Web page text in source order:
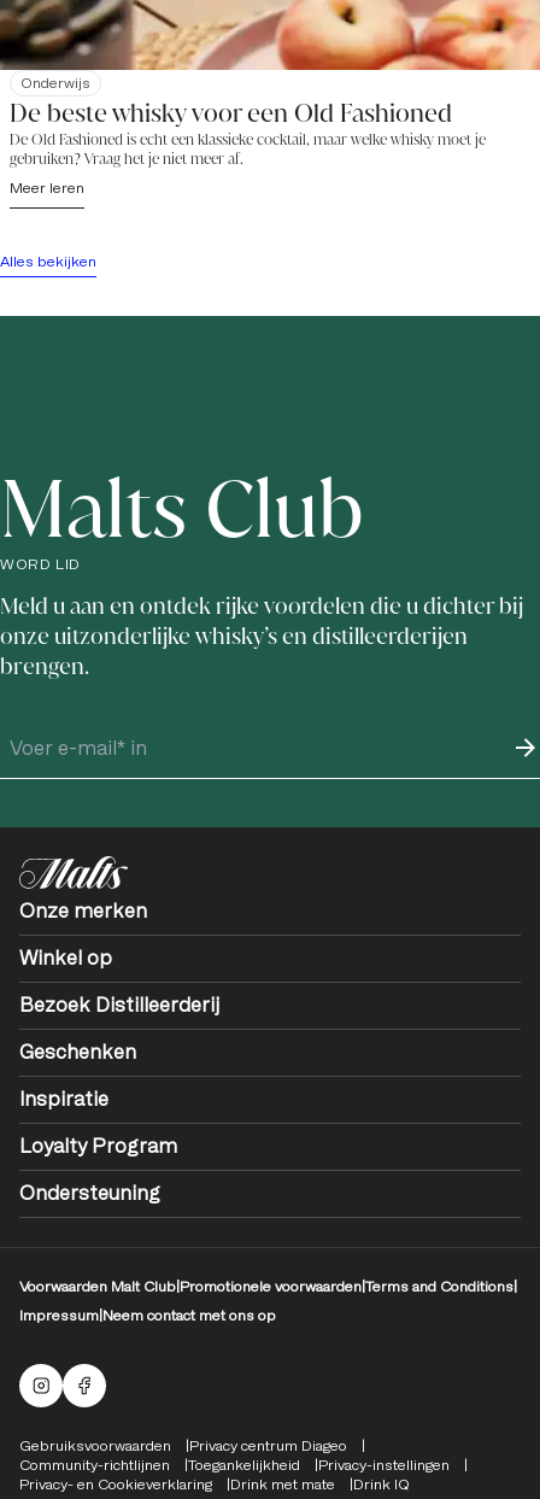
Onderwijs
De beste whisky voor een Old Fashioned
De Old Fashioned is echt een klassieke cocktail, maar welke whisky moet je
gebruiken? Vraag het je niet meer af.
Meer leren
Alles bekijken
Malts Club
WORD LID
Meld u aan en ontdek rijke voordelen die u dichter bij
onze uitzonderlijke whisky’s en distilleerderijen
brengen.
Onze merken
Winkel op
Bezoek Distilleerderij
Geschenken
Inspiratie
Loyalty Program
Ondersteuning
Voorwaarden Malt Club Promotionele voorwaardenTerms and Conditions
Impressum Neem contact met ons op
Mouten Instagram
Facebook-logo
Compliance Footer
Gebruiksvoorwaarden
Privacy centrum Diageo
Community-richtlijnen
Toegankelijkheid
Privacy-instellingen
Privacy- en Cookieverklaring
Drink met mate Drink IQ